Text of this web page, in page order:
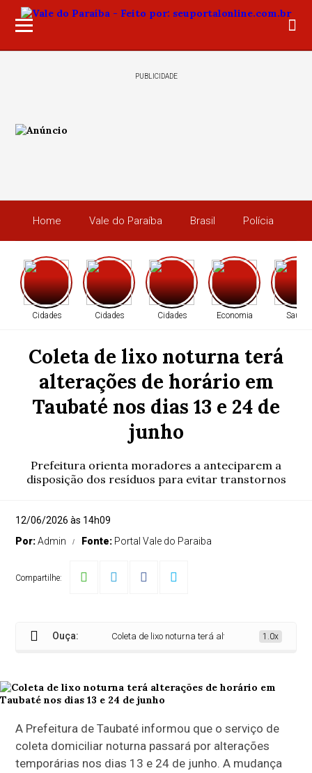
PUBLICIDADE
Home Vale do Paraíba Brasil Polícia
Cidades Cidades Cidades Economia Saude
Coleta de lixo noturna terá
alterações de horário em
Taubaté nos dias 13 e 24 de
junho
Prefeitura orienta moradores a anteciparem a
disposição dos resíduos para evitar transtornos
12/06/2026 às 14h09
Por:Admin Fonte: Portal Vale do Paraiba
Compartilhe:
Ouça: Coleta de lixo noturna terá alterações de horário em
1.0x
A Prefeitura de Taubaté informou que o serviço de
coleta domiciliar noturna passará por alterações
temporárias nos dias 13 e 24 de junho. A mudança